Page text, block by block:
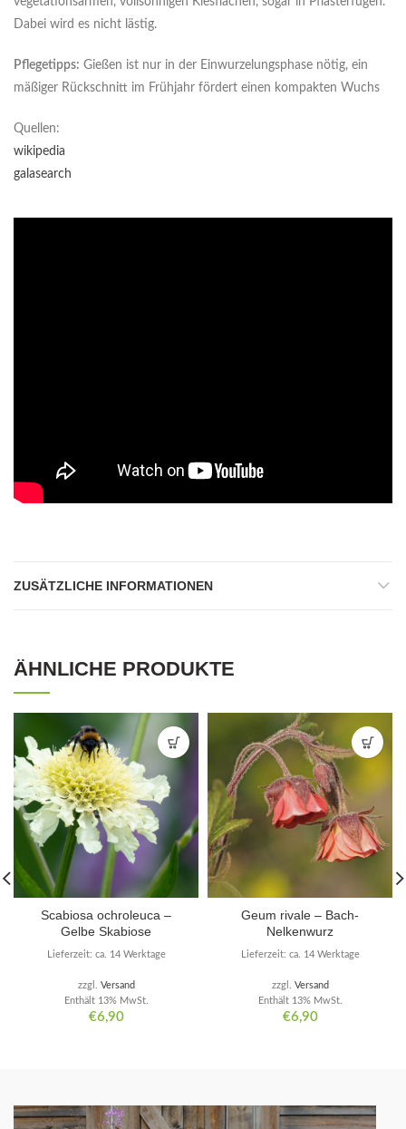
Dabei wird es nicht lästig.
Pflegetipps: Gießen ist nur in der Einwurzelungsphase nötig, ein
mäßiger Rückschnitt im Frühjahr fördert einen kompakten Wuchs
Quellen:
wikipedia
galasearch
ZUSÄTZLICHE INFORMATIONEN
ÄHNLICHE PRODUKTE
Scabiosa ochroleuca –
Gelbe Skabiose
€6,90
Enthält 13% MwSt.
zzgl. Versand
Lieferzeit: ca. 14 Werktage
Geum rivale – Bach-
Nelkenwurz
€6,90
Enthält 13% MwSt.
zzgl. Versand
Lieferzeit: ca. 14 Werktage